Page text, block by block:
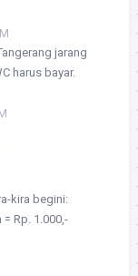
jarang
harus bayar.
kira begini:
Rp. 1.000,-